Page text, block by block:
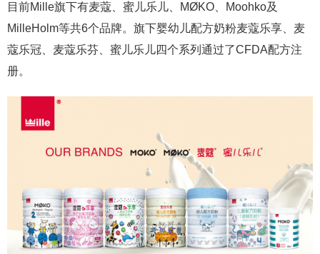
目前Mille旗下有麦蔻、蜜儿乐儿、MØKO、Moohko及
MilleHolm等共6个品牌。旗下婴幼儿配方奶粉麦蔻乐享、麦
蔻乐冠、麦蔻乐芬、蜜儿乐儿四个系列通过了CFDA配方注
册。